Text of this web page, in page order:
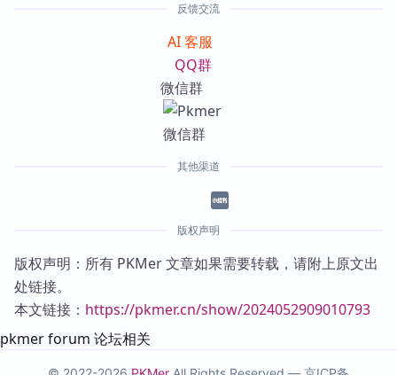
反馈交流
AI 客服
QQ群
微信群
其他渠道
版权声明
版权声明：所有 PKMer 文章如果需要转载，请附上原文出
处链接。
本文链接： https://pkmer.cn/show/2024052909010793
pkmer forum 论坛相关